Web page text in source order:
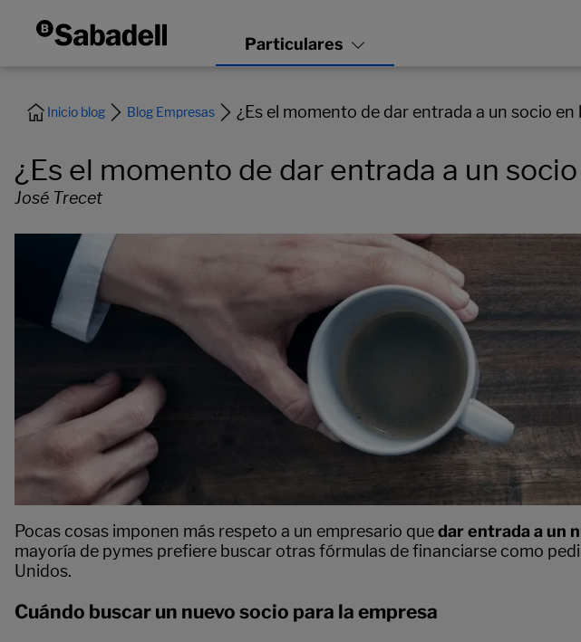
Inicio blog Blog Empresas ¿Es el momento de dar entrada a un socio en
¿Es el momento de dar entrada a un
José Trecet
Pocas cosas imponen más respeto a un empresario quedar entrada a un
mayoría de pymes prefiere buscar otras fórmulas de financiarse como
Unidos.
Cuándo buscar un nuevo socio para la empresa